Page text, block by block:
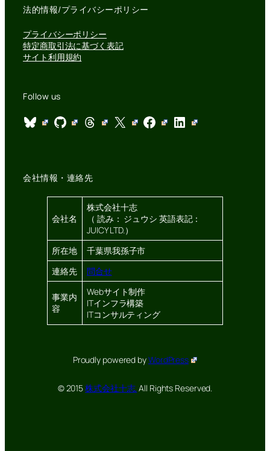
法的情報/プライバシーポリシー
プライバシーポリシー
特定商取引法に基づく表記
サイト利用規約
Follow us
Bluesky GitHub Threads X Facebook LinkedIn
会社情報・連絡先
会社名
株式会社十志
（ 読み： ジュウシ 英語表記：
JUICY LTD.）
所在地
千葉県我孫子市
連絡先
問合せ
事業内
容
Webサイト制作
ITインフラ構築
ITコンサルティング
Proudly powered byWordPress
© 2015株式会社十志. All Rights Reserved.